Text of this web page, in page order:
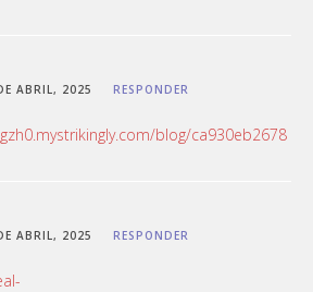
ABRIL, 2025 RESPONDER
blog/ca930eb2678
ABRIL, 2025 RESPONDER